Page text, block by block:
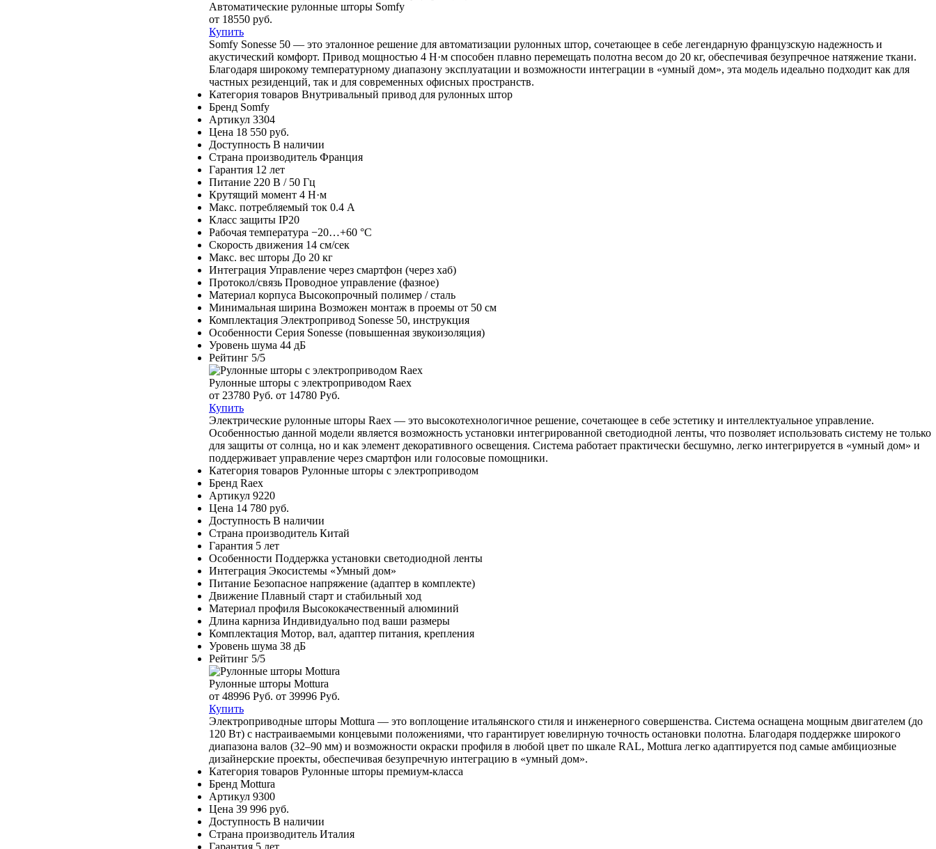
Автоматические рулонные шторы Somfy
от 18550 руб.
Купить
Somfy Sonesse 50 — это эталонное решение для автоматизации рулонных штор, сочетающее в себе легендарную французскую надежность и
акустический комфорт. Привод мощностью 4 Н·м способен плавно перемещать полотна весом до 20 кг, обеспечивая безупречное натяжение ткани.
Благодаря широкому температурному диапазону эксплуатации и возможности интеграции в «умный дом», эта модель идеально подходит как для
частных резиденций, так и для современных офисных пространств.
Категория товаров Внутривальный привод для рулонных штор
Бренд Somfy
Артикул 3304
Цена 18 550 руб.
Доступность В наличии
Страна производитель Франция
Гарантия 12 лет
Питание 220 В / 50 Гц
Крутящий момент 4 Н·м
Макс. потребляемый ток 0.4 А
Класс защиты IP20
Рабочая температура −20…+60 °C
Скорость движения 14 см/сек
Макс. вес шторы До 20 кг
Интеграция Управление через смартфон (через хаб)
Протокол/связь Проводное управление (фазное)
Материал корпуса Высокопрочный полимер / сталь
Минимальная ширина Возможен монтаж в проемы от 50 см
Комплектация Электропривод Sonesse 50, инструкция
Особенности Серия Sonesse (повышенная звукоизоляция)
Уровень шума 44 дБ
Рейтинг 5/5
Рулонные шторы c электроприводом Raex
от 23780 Руб. от 14780 Руб.
Купить
Электрические рулонные шторы Raex — это высокотехнологичное решение, сочетающее в себе эстетику и интеллектуальное управление.
Особенностью данной модели является возможность установки интегрированной светодиодной ленты, что позволяет использовать систему не только
для защиты от солнца, но и как элемент декоративного освещения. Система работает практически бесшумно, легко интегрируется в «умный дом» и
поддерживает управление через смартфон или голосовые помощники.
Категория товаров Рулонные шторы с электроприводом
Бренд Raex
Артикул 9220
Цена 14 780 руб.
Доступность В наличии
Страна производитель Китай
Гарантия 5 лет
Особенности Поддержка установки светодиодной ленты
Интеграция Экосистемы «Умный дом»
Питание Безопасное напряжение (адаптер в комплекте)
Движение Плавный старт и стабильный ход
Материал профиля Высококачественный алюминий
Длина карниза Индивидуально под ваши размеры
Комплектация Мотор, вал, адаптер питания, крепления
Уровень шума 38 дБ
Рейтинг 5/5
Рулонные шторы Mottura
от 48996 Руб. от 39996 Руб.
Купить
Электроприводные шторы Mottura — это воплощение итальянского стиля и инженерного совершенства. Система оснащена мощным двигателем (до
120 Вт) с настраиваемыми концевыми положениями, что гарантирует ювелирную точность остановки полотна. Благодаря поддержке широкого
диапазона валов (32–90 мм) и возможности окраски профиля в любой цвет по шкале RAL, Mottura легко адаптируется под самые амбициозные
дизайнерские проекты, обеспечивая безупречную интеграцию в «умный дом».
Категория товаров Рулонные шторы премиум-класса
Бренд Mottura
Артикул 9300
Цена 39 996 руб.
Доступность В наличии
Страна производитель Италия
Гарантия 5 лет